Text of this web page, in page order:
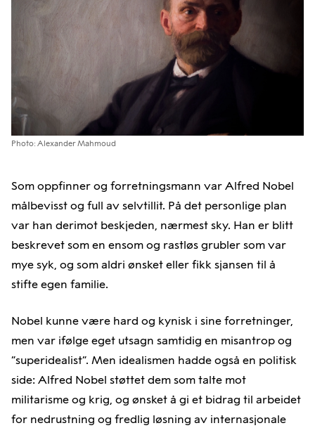
Photo: Alexander Mahmoud
Som oppfinner og forretningsmann var Alfred Nobel
målbevisst og full av selvtillit. På det personlige plan
var han derimot beskjeden, nærmest sky. Han er blitt
beskrevet som en ensom og rastløs grubler som var
mye syk, og som aldri ønsket eller fikk sjansen til å
stifte egen familie.
Nobel kunne være hard og kynisk i sine forretninger,
men var ifølge eget utsagn samtidig en misantrop og
”superidealist”. Men idealismen hadde også en politisk
side: Alfred Nobel støttet dem som talte mot
militarisme og krig, og ønsket å gi et bidrag til arbeidet
for nedrustning og fredlig løsning av internasjonale